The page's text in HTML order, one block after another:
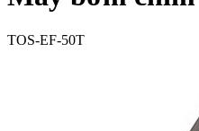
TOS-EF-50T